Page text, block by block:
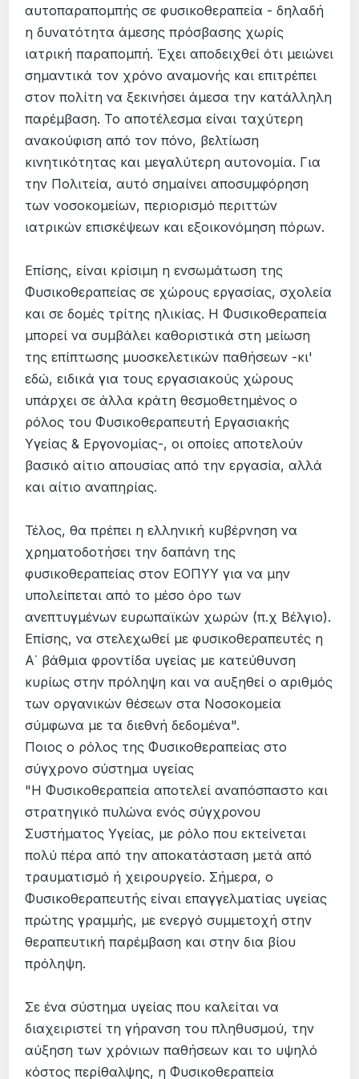
αυτοπαραπομπής σε φυσικοθεραπεία - δηλαδή
η δυνατότητα άμεσης πρόσβασης χωρίς
ιατρική παραπομπή. Έχει αποδειχθεί ότι μειώνει
σημαντικά τον χρόνο αναμονής και επιτρέπει
στον πολίτη να ξεκινήσει άμεσα την κατάλληλη
παρέμβαση. Το αποτέλεσμα είναι ταχύτερη
ανακούφιση από τον πόνο, βελτίωση
κινητικότητας και μεγαλύτερη αυτονομία. Για
την Πολιτεία, αυτό σημαίνει αποσυμφόρηση
των νοσοκομείων, περιορισμό περιττών
ιατρικών επισκέψεων και εξοικονόμηση πόρων.
Επίσης, είναι κρίσιμη η ενσωμάτωση της
Φυσικοθεραπείας σε χώρους εργασίας, σχολεία
και σε δομές τρίτης ηλικίας. Η Φυσικοθεραπεία
μπορεί να συμβάλει καθοριστικά στη μείωση
της επίπτωσης μυοσκελετικών παθήσεων -κι'
εδώ, ειδικά για τους εργασιακούς χώρους
υπάρχει σε άλλα κράτη θεσμοθετημένος ο
ρόλος του Φυσικοθεραπευτή Εργασιακής
Υγείας & Εργονομίας-, οι οποίες αποτελούν
βασικό αίτιο απουσίας από την εργασία, αλλά
και αίτιο αναπηρίας.
Τέλος, θα πρέπει η ελληνική κυβέρνηση να
χρηματοδοτήσει την δαπάνη της
φυσικοθεραπείας στον ΕΟΠΥΥ για να μην
υπολείπεται από το μέσο όρο των
ανεπτυγμένων ευρωπαϊκών χωρών (π.χ Βέλγιο).
Επίσης, να στελεχωθεί με φυσικοθεραπευτές η
Α΄ βάθμια φροντίδα υγείας με κατεύθυνση
κυρίως στην πρόληψη και να αυξηθεί ο αριθμός
των οργανικών θέσεων στα Νοσοκομεία
σύμφωνα με τα διεθνή δεδομένα".
Ποιος ο ρόλος της Φυσικοθεραπείας στο
σύγχρονο σύστημα υγείας
"Η Φυσικοθεραπεία αποτελεί αναπόσπαστο και
στρατηγικό πυλώνα ενός σύγχρονου
Συστήματος Υγείας, με ρόλο που εκτείνεται
πολύ πέρα από την αποκατάσταση μετά από
τραυματισμό ή χειρουργείο. Σήμερα, ο
Φυσικοθεραπευτής είναι επαγγελματίας υγείας
πρώτης γραμμής, με ενεργό συμμετοχή στην
θεραπευτική παρέμβαση και στην δια βίου
πρόληψη.
Σε ένα σύστημα υγείας που καλείται να
διαχειριστεί τη γήρανση του πληθυσμού, την
αύξηση των χρόνιων παθήσεων και το υψηλό
κόστος περίθαλψης, η Φυσικοθεραπεία